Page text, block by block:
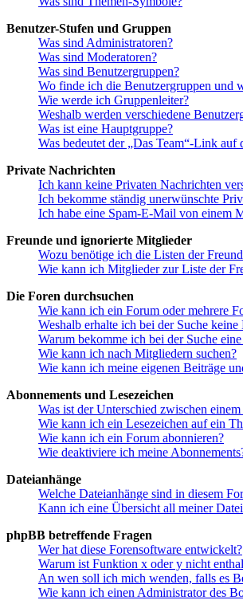
Benutzer-Stufen und Gruppen
Was sind Administratoren?
Was sind Moderatoren?
Was sind Benutzergruppen?
Wo finde ich die Benutzergruppen und
Wie werde ich Gruppenleiter?
Weshalb werden verschiedene
Was ist eine Hauptgruppe?
Was bedeutet der „Das Team“-Link auf
Private Nachrichten
Ich kann keine Privaten Nachrichten
Ich bekomme ständig unerwünschte
Ich habe eine Spam-E-Mail von einem
Freunde und ignorierte Mitglieder
Wozu benötige ich die Listen der
Wie kann ich Mitglieder zur Liste der
Die Foren durchsuchen
Wie kann ich ein Forum oder mehrere
Weshalb erhalte ich bei der Suche keine
Warum bekomme ich bei der Suche eine
Wie kann ich nach Mitgliedern suchen?
Wie kann ich meine eigenen Beiträge
Abonnements und Lesezeichen
Was ist der Unterschied zwischen
Wie kann ich ein Lesezeichen auf ein
Wie kann ich ein Forum abonnieren?
Wie deaktiviere ich meine
Dateianhänge
Welche Dateianhänge sind in diesem
Kann ich eine Übersicht all meiner
phpBB betreffende Fragen
Wer hat diese Forensoftware entwickelt?
Warum ist Funktion x oder y nicht
An wen soll ich mich wenden, falls es
Wie kann ich einen Administrator des